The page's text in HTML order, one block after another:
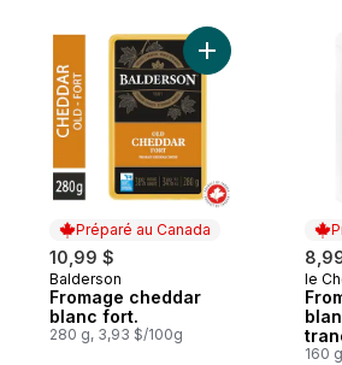
Préparé au Canada
10,99 $
Préparé au Canada
Balderson
Fromage cheddar
blanc fort.
280 g, 3,93 $/100g
Ajouter
le
160